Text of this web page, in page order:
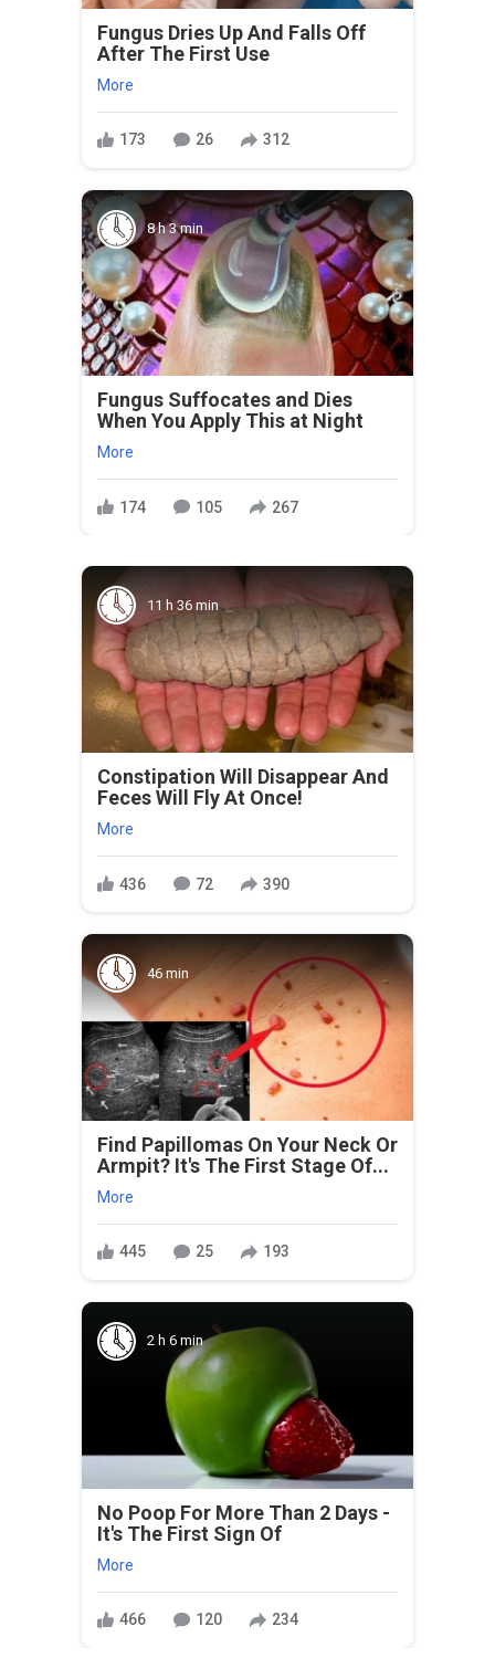
Fungus Dries Up And Falls Off
After The First Use
More
173 26 312
8 h 3 min
Fungus Suffocates and Dies
When You Apply This at Night
More
174 105 267
11 h 36 min
Constipation Will Disappear And
Feces Will Fly At Once!
More
436 72 390
46 min
Find Papillomas On Your Neck Or
Armpit? It's The First Stage Of...
More
445 25 193
2 h 6 min
No Poop For More Than 2 Days -
It's The First Sign Of
More
466 120 234